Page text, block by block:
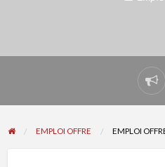
un
EMPLOI OFFRE EMPLOI